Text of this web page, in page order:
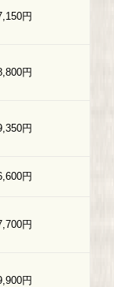
円
円
円
円
円
円